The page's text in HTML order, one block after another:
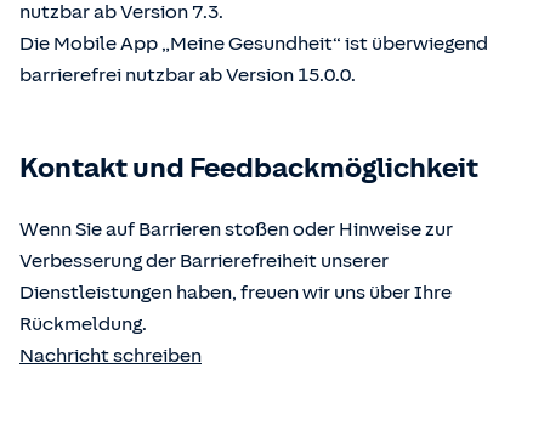
nutzbar ab Version 7.3.
Die Mobile App „Meine Gesundheit“ ist überwiegend
barrierefrei nutzbar ab Version 15.0.0.
Kontakt und Feedbackmöglichkeit
Wenn Sie auf Barrieren stoßen oder Hinweise zur
Verbesserung der Barrierefreiheit unserer
Dienstleistungen haben, freuen wir uns über Ihre
Rückmeldung.
Nachricht schreiben